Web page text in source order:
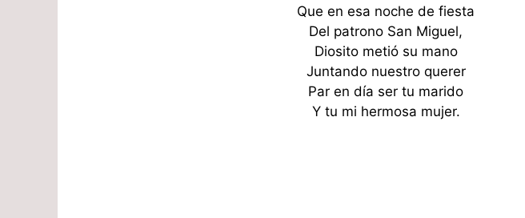
Que en esa noche de fiesta
Del patrono San Miguel,
Diosito metió su mano
Juntando nuestro querer
Par en día ser tu marido
Y tu mi hermosa mujer.